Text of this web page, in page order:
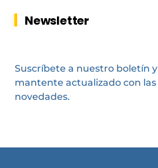
Newsletter
Suscríbete a nuestro boletín y
mantente actualizado con las
novedades.